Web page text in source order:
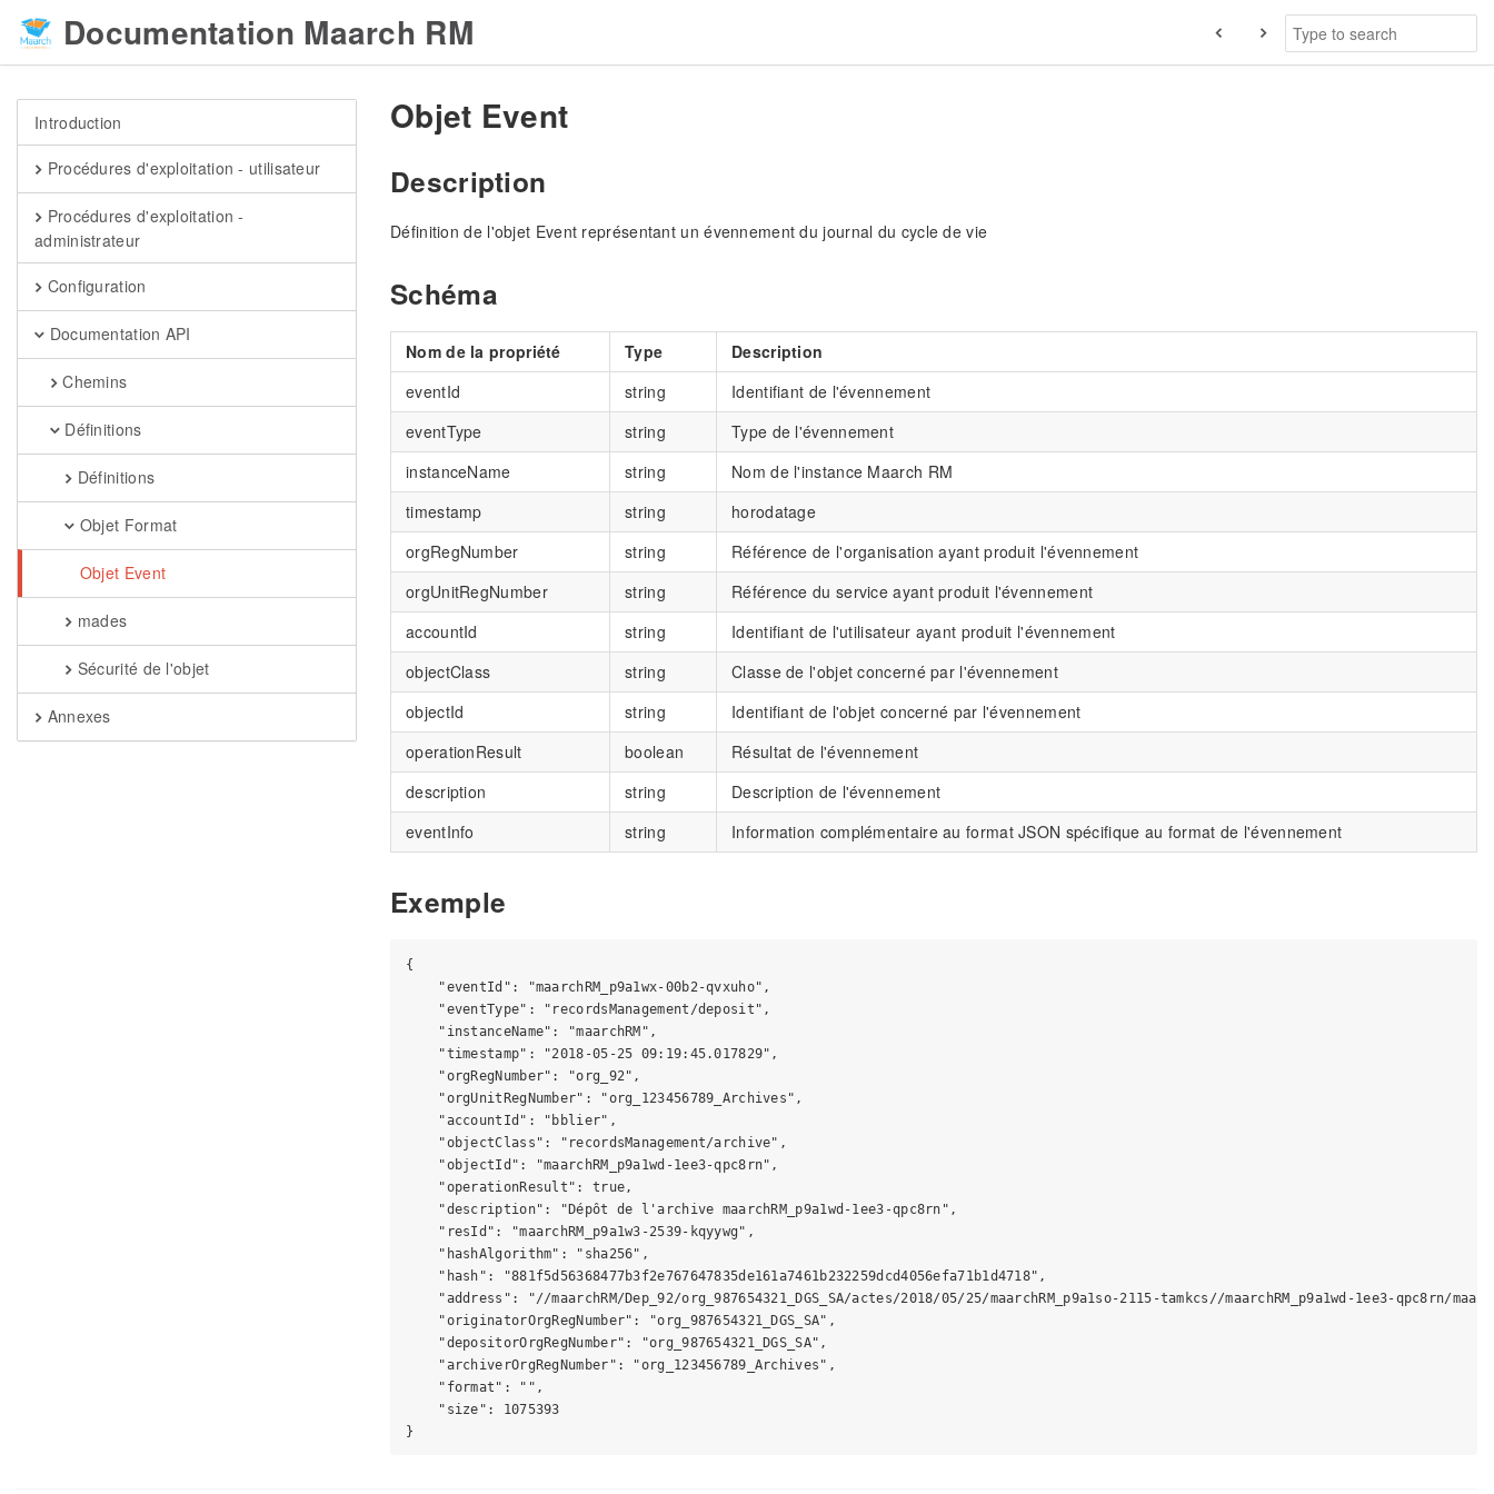
Documentation Maarch RM
Introduction
Procédures d'exploitation - utilisateur
Procédures d'exploitation -
administrateur
Configuration
Documentation API
Chemins
Définitions
Définitions
Objet Format
Objet Event
mades
Sécurité de l'objet
Annexes
Objet Event
Description
Définition de l'objet Event représentant un évennement du journal du cycle de vie
Schéma
Nom de la propriété Type
Description
eventId
string
Identifiant de l'évennement
eventType
string
Type de l'évennement
instanceName
string
Nom de l'instance Maarch RM
timestamp
string
horodatage
orgRegNumber
string
Référence de l'organisation ayant produit l'évennement
orgUnitRegNumber
string
Référence du service ayant produit l'évennement
accountId
string
Identifiant de l'utilisateur ayant produit l'évennement
objectClass
string
Classe de l'objet concerné par l'évennement
objectId
string
Identifiant de l'objet concerné par l'évennement
operationResult
boolean
Résultat de l'évennement
description
string
Description de l'évennement
eventInfo
string Information complémentaire au format JSON spécifique au format de l'évennement
Exemple
{
    "eventId": "maarchRM_p9a1wx-00b2-qvxuho",
    "eventType": "recordsManagement/deposit",
    "instanceName": "maarchRM",
    "timestamp": "2018-05-25 09:19:45.017829",
    "orgRegNumber": "org_92",
    "orgUnitRegNumber": "org_123456789_Archives",
    "accountId": "bblier",
    "objectClass": "recordsManagement/archive",
    "objectId": "maarchRM_p9a1wd-1ee3-qpc8rn",
    "operationResult": true,
    "description": "Dépôt de l'archive maarchRM_p9a1wd-1ee3-qpc8rn",
    "resId": "maarchRM_p9a1w3-2539-kqyywg",
    "hashAlgorithm": "sha256",
    "hash": "881f5d56368477b3f2e767647835de161a7461b232259dcd4056efa71b1d4718",
"address": "//maarchRM/Dep_92/org_987654321_DGS_SA/actes/2018/05/25/maarchRM_p9a1so-2115-tamkcs//maarchRM_p9a1wd-1ee3-qpc8rn/
    "originatorOrgRegNumber": "org_987654321_DGS_SA",
    "depositorOrgRegNumber": "org_987654321_DGS_SA",
    "archiverOrgRegNumber": "org_123456789_Archives",
    "format": "",
    "size": 1075393